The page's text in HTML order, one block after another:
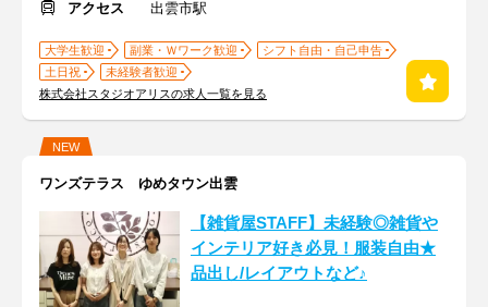
アクセス
出雲市駅
大学生歓迎 副業・Ｗワーク歓迎
シフト自由・自己申告
土日祝
未経験者歓迎
株式会社スタジオアリスの求人一覧を見る
NEW
ワンズテラス ゆめタウン出雲
【雑貨屋STAFF】未経験◎雑貨や
インテリア好き必見！服装自由★
品出し/レイアウトなど♪